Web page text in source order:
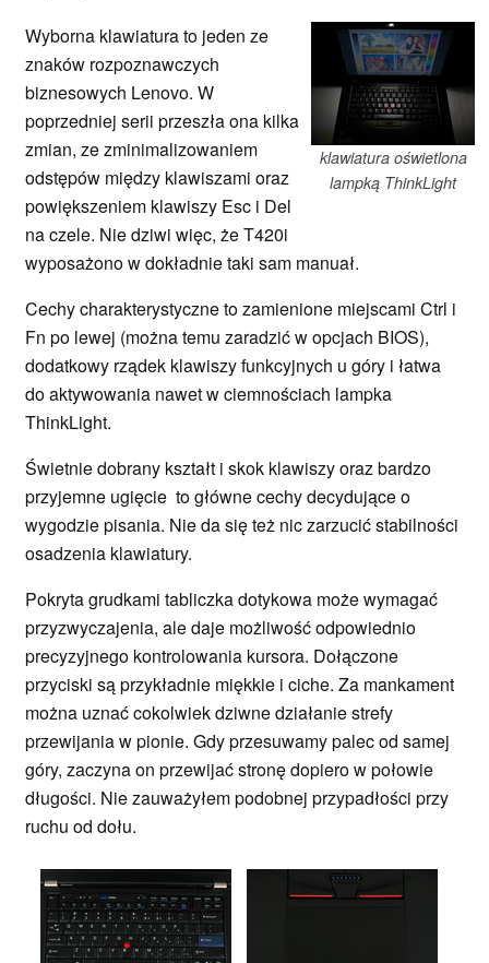
klawiatura oświetlona
lampką ThinkLight
Wyborna klawiatura to jeden ze
znaków rozpoznawczych
biznesowych Lenovo. W
poprzedniej serii przeszła ona kilka
zmian, ze zminimalizowaniem
odstępów między klawiszami oraz
powiększeniem klawiszy Esc i Del
na czele. Nie dziwi więc, że T420i
wyposażono w dokładnie taki sam manuał.
Cechy charakterystyczne to zamienione miejscami Ctrl i
Fn po lewej (można temu zaradzić w opcjach BIOS),
dodatkowy rządek klawiszy funkcyjnych u góry i łatwa
do aktywowania nawet w ciemnościach lampka
ThinkLight.
Świetnie dobrany kształt i skok klawiszy oraz bardzo
przyjemne ugięcie to główne cechy decydujące o
wygodzie pisania. Nie da się też nic zarzucić stabilności
osadzenia klawiatury.
Pokryta grudkami tabliczka dotykowa może wymagać
przyzwyczajenia, ale daje możliwość odpowiednio
precyzyjnego kontrolowania kursora. Dołączone
przyciski są przykładnie miękkie i ciche. Za mankament
można uznać cokolwiek dziwne działanie strefy
przewijania w pionie. Gdy przesuwamy palec od samej
góry, zaczyna on przewijać stronę dopiero w połowie
długości. Nie zauważyłem podobnej przypadłości przy
ruchu od dołu.